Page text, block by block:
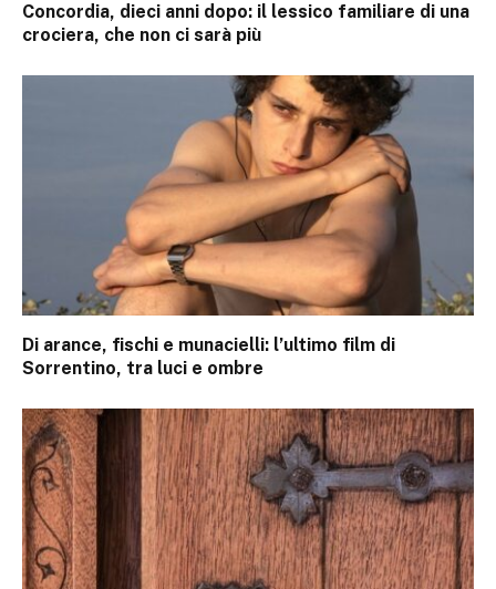
Concordia, dieci anni dopo: il lessico familiare di una
crociera, che non ci sarà più
Di arance, fischi e munacielli: l’ultimo film di
Sorrentino, tra luci e ombre